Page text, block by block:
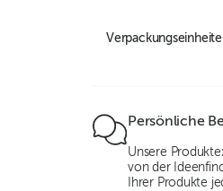
Persönliche
Unsere
von der
Ihrer Produkte